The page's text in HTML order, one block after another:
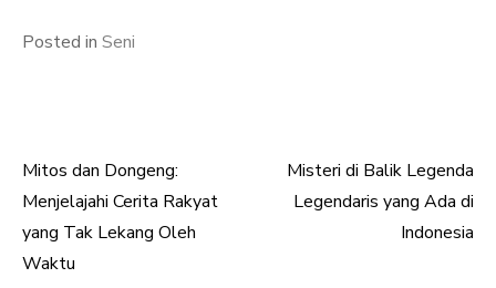
Posted in Seni
Post
navigation
Mitos dan Dongeng:
Menjelajahi Cerita Rakyat
yang Tak Lekang Oleh
Waktu
Misteri di Balik Legenda
Legendaris yang Ada di
Indonesia